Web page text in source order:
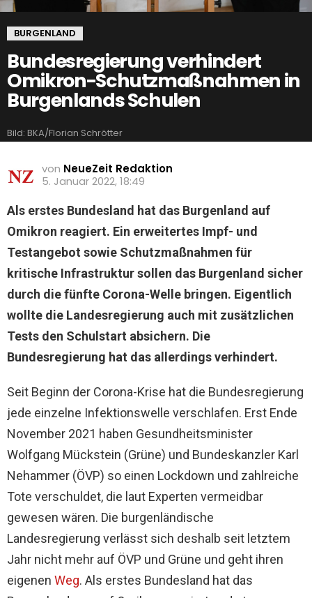
BURGENLAND
Bundesregierung verhindert
Omikron-Schutzmaßnahmen in
Burgenlands Schulen
Bild: BKA/Florian Schrötter
von NeueZeit Redaktion
5. Januar 2022, 18:49
Als erstes Bundesland hat das Burgenland auf
Omikron reagiert. Ein erweitertes Impf- und
Testangebot sowie Schutzmaßnahmen für
kritische Infrastruktur sollen das Burgenland sicher
durch die fünfte Corona-Welle bringen. Eigentlich
wollte die Landesregierung auch mit zusätzlichen
Tests den Schulstart absichern. Die
Bundesregierung hat das allerdings verhindert.
Seit Beginn der Corona-Krise hat die Bundesregierung
jede einzelne Infektionswelle verschlafen. Erst Ende
November 2021 haben Gesundheitsminister
Wolfgang Mückstein (Grüne) und Bundeskanzler Karl
Nehammer (ÖVP) so einen Lockdown und zahlreiche
Tote verschuldet, die laut Experten vermeidbar
gewesen wären. Die burgenländische
Landesregierung verlässt sich deshalb seit letztem
Jahr nicht mehr auf ÖVP und Grüne und geht ihren
eigenen Weg. Als erstes Bundesland hat das